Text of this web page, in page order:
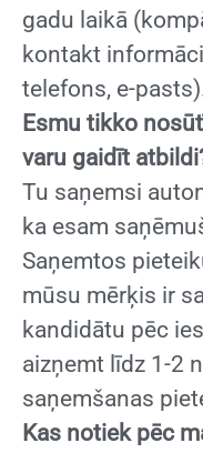
gadu laikā
kontakt
telefons, e-
Esmu tikko
varu gaidīt
Tu saņemsi
ka esam
Saņemtos
mūsu mērķis ir
kandidātu pēc
aizņemt līdz 1-2
saņemšanas
Kas notiek pēc